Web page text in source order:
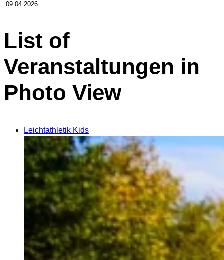
List of
Veranstaltungen in
Photo View
Leichtathletik Kids